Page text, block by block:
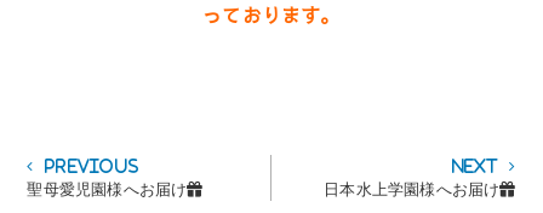
っております。
投
稿
PreviousPrevious
post:
聖母愛児園様へお届け🎁
Next
post:日本水上学園様へお届け🎁